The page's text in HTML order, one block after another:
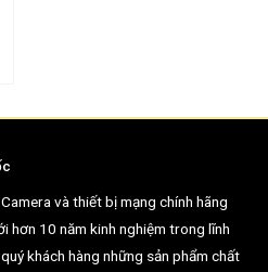
và thiết bị mạng chính hãng
hơn 10 năm kinh nghiệm trong lĩnh
khách hàng những sản phẩm chất